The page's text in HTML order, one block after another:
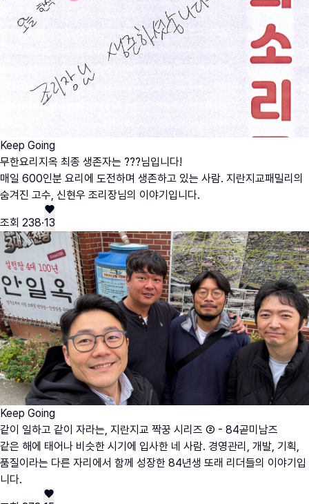
Keep Going
무한요리지옥 최종 생존자는 ???님입니다!
매일 600인분 요리에 도전하며 생존하고 있는 사람. 지란지교패밀리의
숨겨진 고수, 신현우 조리장님의 이야기입니다.
조회 238·13
Keep Going
같이 일하고 같이 자라는, 지란지교 짝꿍 시리즈 ② - 84곧미남즈
같은 해에 태어나 비슷한 시기에 입사한 네 사람. 경영관리, 개발, 기획,
품질이라는 다른 자리에서 함께 성장한 84년생 또래 리더들의 이야기입
니다.